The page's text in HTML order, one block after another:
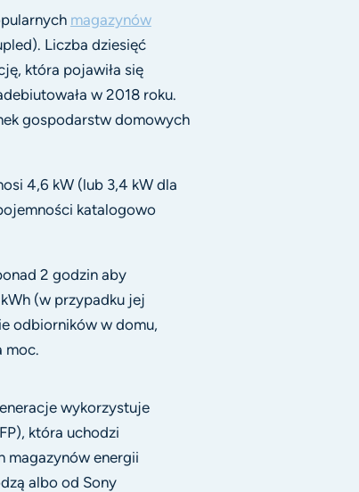
magazynów
Liczba dziesięć
która pojawiła się
w 2018 roku.
gospodarstw domowych
4,6 kW (lub 3,4 kW dla
katalogowo
2 godzin aby
(w przypadku jej
odbiorników w domu,
moc.
wykorzystuje
która uchodzi
magazynów energii
albo od Sony